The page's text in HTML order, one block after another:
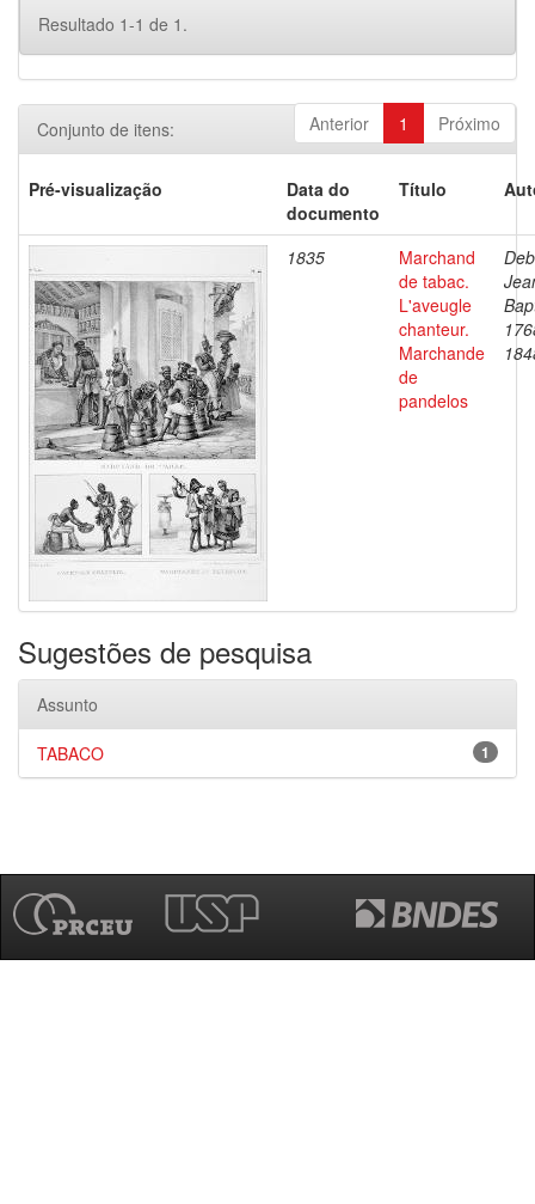
Resultado 1-1 de 1.
Anterior 1 Próximo
Conjunto de itens:
Pré-visualização
Data do
documento
Título
1835
Marchand
de tabac.
L'aveugle
chanteur.
Marchande
de
pandelos
Sugestões de pesquisa
Assunto
1
TABACO